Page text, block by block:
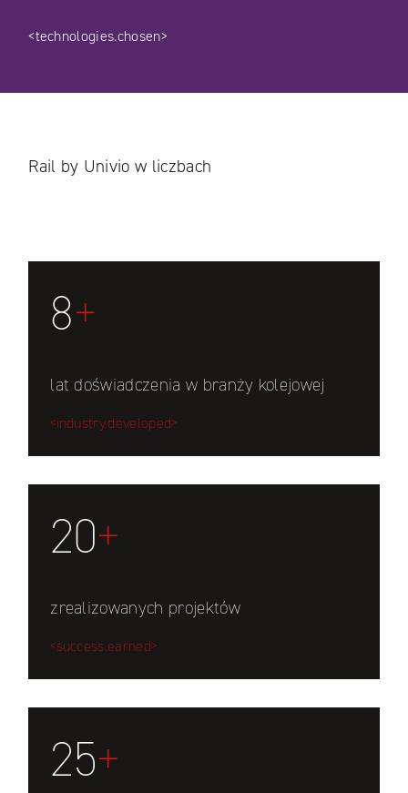
<technologies.chosen>
Rail by Univio w liczbach
8+
lat doświadczenia w branży kolejowej
<industry.developed>
20+
zrealizowanych projektów
<success.earned>
25+